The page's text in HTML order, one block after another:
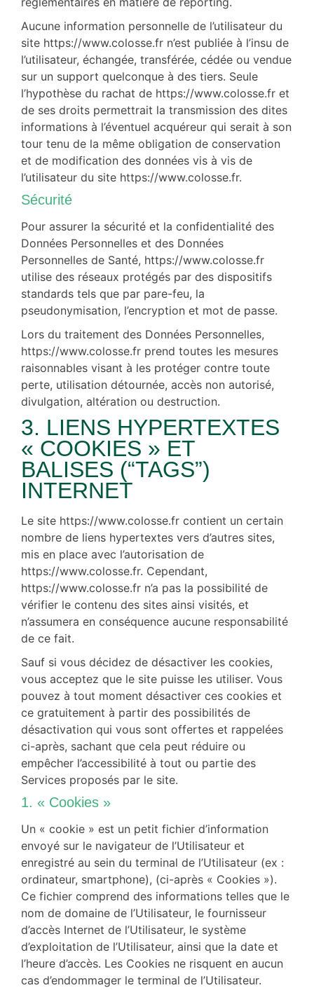
Aucune information personnelle de l’utilisateur du
site https://www.colosse.fr n’est publiée à l’insu de
l’utilisateur, échangée, transférée, cédée ou vendue
sur un support quelconque à des tiers. Seule
l’hypothèse du rachat de https://www.colosse.fr et
de ses droits permettrait la transmission des dites
informations à l’éventuel acquéreur qui serait à son
tour tenu de la même obligation de conservation
et de modification des données vis à vis de
l’utilisateur du site https://www.colosse.fr.
Sécurité
Pour assurer la sécurité et la confidentialité des
Données Personnelles et des Données
Personnelles de Santé, https://www.colosse.fr
utilise des réseaux protégés par des dispositifs
standards tels que par pare-feu, la
pseudonymisation, l’encryption et mot de passe.
Lors du traitement des Données Personnelles,
https://www.colosse.fr prend toutes les mesures
raisonnables visant à les protéger contre toute
perte, utilisation détournée, accès non autorisé,
divulgation, altération ou destruction.
3. LIENS HYPERTEXTES
« COOKIES » ET
BALISES (“TAGS”)
INTERNET
Le site https://www.colosse.fr contient un certain
nombre de liens hypertextes vers d’autres sites,
mis en place avec l’autorisation de
https://www.colosse.fr. Cependant,
https://www.colosse.fr n’a pas la possibilité de
vérifier le contenu des sites ainsi visités, et
n’assumera en conséquence aucune responsabilité
de ce fait.
Sauf si vous décidez de désactiver les cookies,
vous acceptez que le site puisse les utiliser. Vous
pouvez à tout moment désactiver ces cookies et
ce gratuitement à partir des possibilités de
désactivation qui vous sont offertes et rappelées
ci-après, sachant que cela peut réduire ou
empêcher l’accessibilité à tout ou partie des
Services proposés par le site.
1. « Cookies »
Un « cookie » est un petit fichier d’information
envoyé sur le navigateur de l’Utilisateur et
enregistré au sein du terminal de l’Utilisateur (ex :
ordinateur, smartphone), (ci-après « Cookies »).
Ce fichier comprend des informations telles que le
nom de domaine de l’Utilisateur, le fournisseur
d’accès Internet de l’Utilisateur, le système
d’exploitation de l’Utilisateur, ainsi que la date et
l’heure d’accès. Les Cookies ne risquent en aucun
cas d’endommager le terminal de l’Utilisateur.